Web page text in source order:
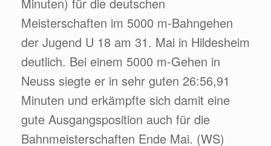
Meisterschaften im 5000 m-Bahngehen
der Jugend U 18 am 31. Mai in Hildesheim
deutlich. Bei einem 5000 m-Gehen in
Neuss siegte er in sehr guten 26:56,91
Minuten und erkämpfte sich damit eine
gute Ausgangsposition auch für die
Bahnmeisterschaften Ende Mai. (WS)